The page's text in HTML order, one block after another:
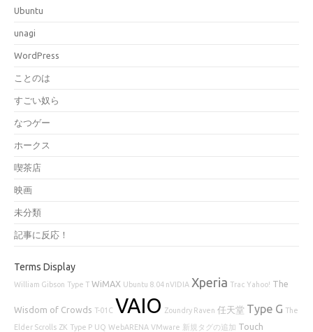
Ubuntu
unagi
WordPress
ことのは
すごい奴ら
なつゲー
ホークス
喫茶店
映画
未分類
記事に反応！
Terms Display
William Gibson Type T WiMAX Ubuntu 8.04 nVIDIA Xperia Trac Yahoo! The
Wisdom of Crowds T-01C VAIO Zoundry Raven 任天堂 Type G The
Elder Scrolls ZK Type P UQ WebARENA VMware 新規タグの追加 Touch